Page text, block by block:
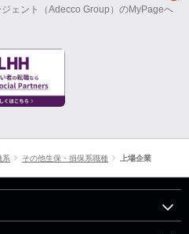
ェント（Adecco Group）のMyPageへ
系 その他生保・損保系職種 上場企業